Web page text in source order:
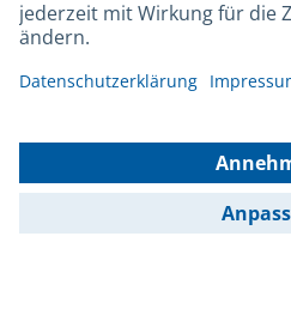
Barrierefreiheit
Leichte Sprache
Gebärdensprache
Kontakt